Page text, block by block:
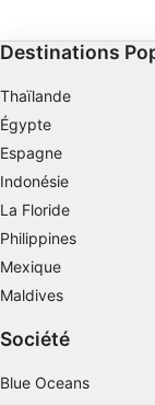
Destinations
Thaïlande
Égypte
Espagne
Indonésie
La Floride
Philippines
Mexique
Maldives
Société
Blue Oceans
Comprendre
statistiques ou
provenant de
Utiliser des
sélectionner le
Caractéristiques
Utiliser des
précises
Identifier les